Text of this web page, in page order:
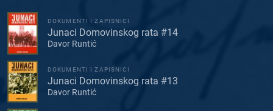
DOKUMENTI I ZAPISNICI
Junaci Domovinskog rata #14
Davor Runtić
DOKUMENTI I ZAPISNICI
Junaci Domovinskog rata #13
Davor Runtić